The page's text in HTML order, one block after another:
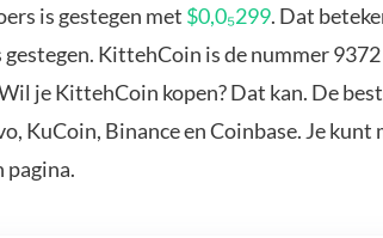
is gestegen met $0,0₅299. Dat
gestegen. KittehCoin is de nummer
je KittehCoin kopen? Dat kan. De
KuCoin, Binance en Coinbase. Je kunt
pagina.